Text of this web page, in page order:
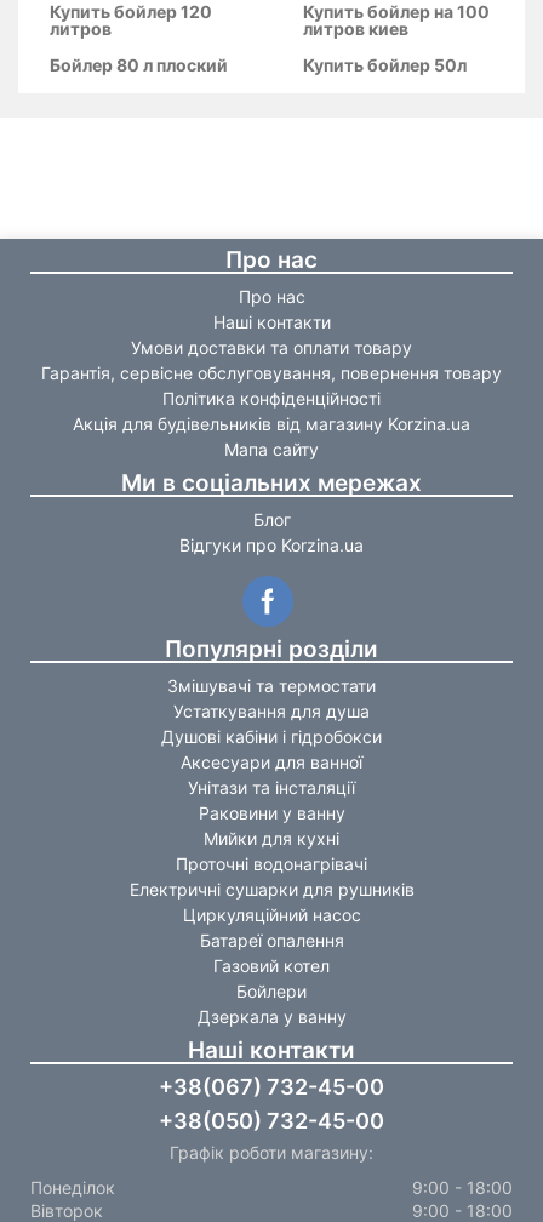
Купить бойлер 120
литров
Купить бойлер на 100
литров киев
Бойлер 80 л плоский
Купить бойлер 50л
Про нас
Про нас
Наші контакти
Умови доставки та оплати товару
Гарантія, сервісне обслуговування, повернення товару
Політика конфіденційності
Акція для будівельників від магазину Korzina.ua
Мапа сайту
Ми в соціальних мережах
Блог
Відгуки про Korzina.ua
Популярні розділи
Змішувачі та термостати
Устаткування для душа
Душові кабіни і гідробокси
Аксесуари для ванної
Унітази та інсталяції
Раковини у ванну
Мийки для кухні
Проточні водонагрівачі
Електричні сушарки для рушників
Циркуляційний насос
Батареї опалення
Газовий котел
Бойлери
Дзеркала у ванну
Наші контакти
+38(067) 732-45-00
+38(050) 732-45-00
Графік роботи магазину:
Понеділок
9:00 - 18:00
Вівторок
9:00 - 18:00